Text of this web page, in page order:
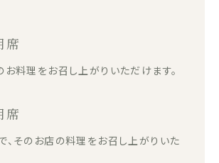
席
料理をお召し上がりいただけます。
席
、そのお店の料理をお召し上がりいた